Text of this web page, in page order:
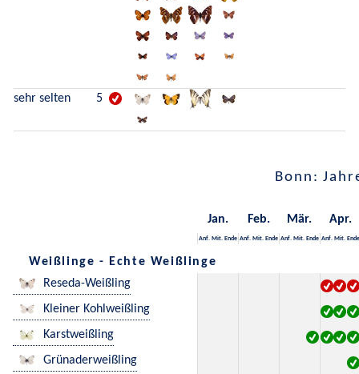
sehr selten 5
Bonn:
Jan. Feb. Mär. Apr.
Anf. Mit. Ende Anf. Mit. Ende Anf. Mit. Ende Anf. Mit. Ende
Weißlinge - Echte Weißlinge
Reseda-Weißling
Kleiner Kohlweißling
Karstweißling
Grünaderweißling